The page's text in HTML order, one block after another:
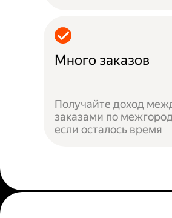
Много заказов
Получайте доход
заказами по
если осталось время